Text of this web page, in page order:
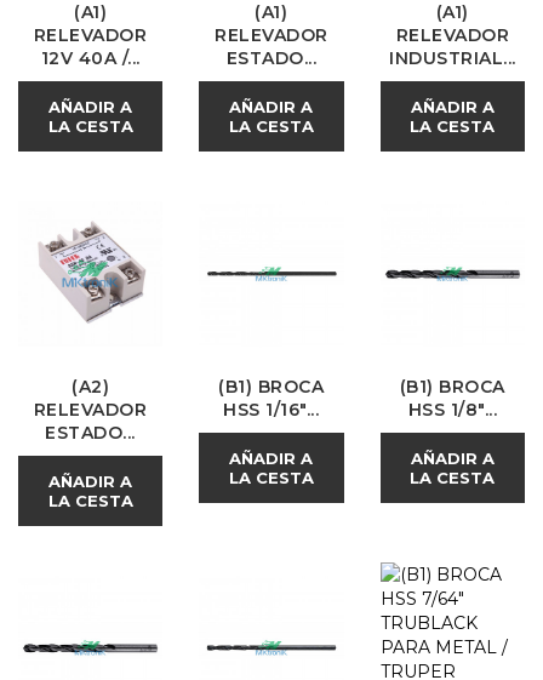
(A1)
RELEVADOR
12V 40A /...
AÑADIR A
LA CESTA
(A1)
RELEVADOR
ESTADO...
AÑADIR A
LA CESTA
(A1)
RELEVADOR
INDUSTRIAL...
AÑADIR A
LA CESTA
(A2)
RELEVADOR
ESTADO...
AÑADIR A
LA CESTA
(B1) BROCA
HSS 1/16"...
AÑADIR A
LA CESTA
(B1) BROCA
HSS 1/8"...
AÑADIR A
LA CESTA